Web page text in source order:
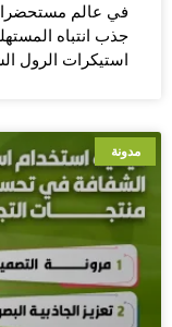
في عالم
جذب انتباه
استيكرات الرول
مدونة